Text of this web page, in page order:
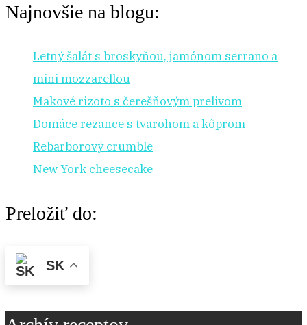
Najnovšie na blogu:
Letný šalát s broskyňou, jamónom serrano a
mini mozzarellou
Makové rizoto s čerešňovým prelivom
Domáce rezance s tvarohom a kôprom
Rebarborový crumble
New York cheesecake
Preložiť do:
SK